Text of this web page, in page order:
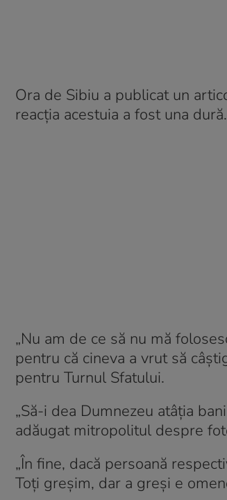
Ora de Sibiu a publicat un
reacția acestuia a fost una dură.
„Nu am de ce să nu mă
pentru că cineva a vrut să
pentru Turnul Sfatului.
„Să-i dea Dumnezeu atâția
adăugat mitropolitul despre
„În fine, dacă persoană
Toți greșim, dar a greși e